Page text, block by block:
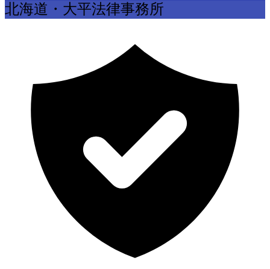
北海道・大平法律事務所